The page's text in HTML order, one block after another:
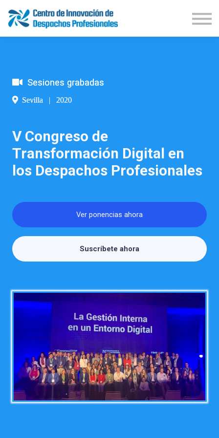
Demos Productos
Congresos
Publicaciones
Sesiones grabadas
Sevilla | 2020
V Congreso de
Transformación Digital en
los Despachos Profesionales
Ver ponencias ahora
Suscríbete ahora